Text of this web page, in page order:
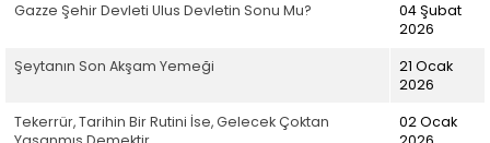
Gazze Şehir Devleti Ulus Devletin Sonu Mu?
04 Şubat
2026
Şeytanın Son Akşam Yemeği
21 Ocak
2026
Tekerrür, Tarihin Bir Rutini İse, Gelecek Çoktan
02 Ocak